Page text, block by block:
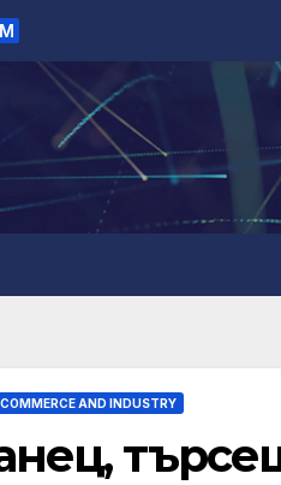
AND INDUSTRY